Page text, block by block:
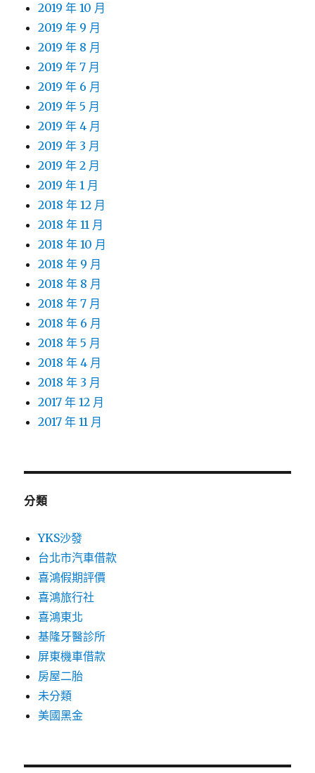
2019 年 10 月
2019 年 9 月
2019 年 8 月
2019 年 7 月
2019 年 6 月
2019 年 5 月
2019 年 4 月
2019 年 3 月
2019 年 2 月
2019 年 1 月
2018 年 12 月
2018 年 11 月
2018 年 10 月
2018 年 9 月
2018 年 8 月
2018 年 7 月
2018 年 6 月
2018 年 5 月
2018 年 4 月
2018 年 3 月
2017 年 12 月
2017 年 11 月
分類
YKS沙發
台北市汽車借款
喜鴻假期評價
喜鴻旅行社
喜鴻東北
基隆牙醫診所
屏東機車借款
房屋二胎
未分類
美國黑金